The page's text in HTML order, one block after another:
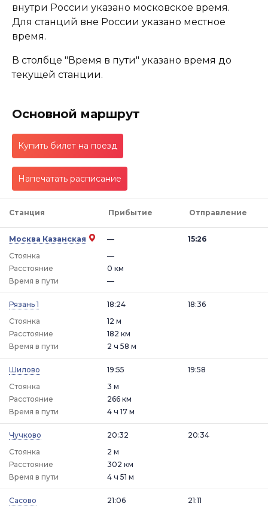
внутри России указано московское время.
Для станций вне России указано местное
время.
В столбце "Время в пути" указано время до
текущей станции.
Основной маршрут
Купить билет на поезд
Напечатать расписание
Станция Прибытие Отправление
Москва Казанская
—
Стоянка
—
15:26
Расстояние
0 км
Время в пути
—
Рязань 1
18:24
Стоянка
12 м
18:36
Расстояние
182 км
Время в пути
2 ч 58 м
Шилово
19:55
Стоянка
3 м
19:58
Расстояние
266 км
Время в пути
4 ч 17 м
Чучково
20:32
Стоянка
2 м
20:34
Расстояние
302 км
Время в пути
4 ч 51 м
Сасово 21:06 21:11